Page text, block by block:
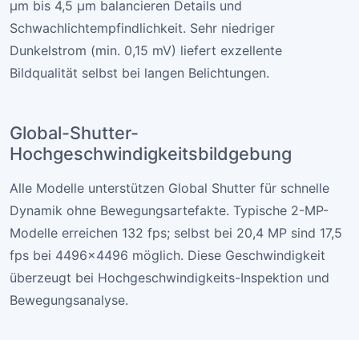
µm bis 4,5 µm balancieren Details und
Schwachlichtempfindlichkeit. Sehr niedriger
Dunkelstrom (min. 0,15 mV) liefert exzellente
Bildqualität selbst bei langen Belichtungen.
Global-Shutter-
Hochgeschwindigkeitsbildgebung
Alle Modelle unterstützen Global Shutter für schnelle
Dynamik ohne Bewegungsartefakte. Typische 2-MP-
Modelle erreichen 132 fps; selbst bei 20,4 MP sind 17,5
fps bei 4496×4496 möglich. Diese Geschwindigkeit
überzeugt bei Hochgeschwindigkeits-Inspektion und
Bewegungsanalyse.